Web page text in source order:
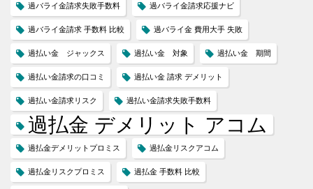
過バライ金請求失敗手数料 過バライ金請求応援ナビ
過バライ金請求 手数料 比較 過バライ金 費用大手 失敗
過払い金 ジャックス 過払い金 対象 過払い金 期間
過払い金請求の口コミ 過払い金 請求 デメリット
過払い金請求リスク 過払い金請求失敗手数料
過払金 デメリット アコム
過払金デメリットプロミス 過払金リスクアコム
過払金リスクプロミス 過払金 手数料 比較